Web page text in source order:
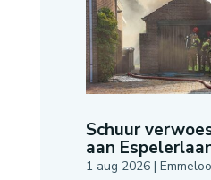
Schuur
aan
1 aug 2026|